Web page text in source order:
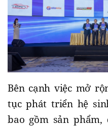
Bên cạnh việc mở
tục phát triển hệ
bao gồm sản